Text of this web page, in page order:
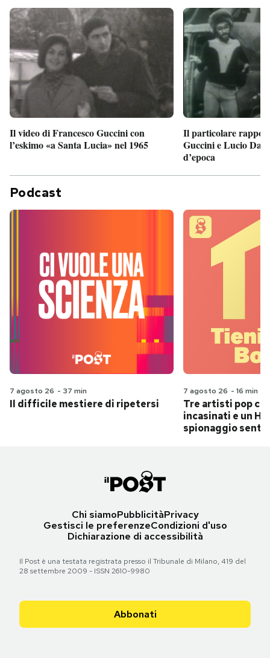
Il video di Francesco Guccini con
l’eskimo «a Santa Lucia» nel 1965
Il particolare
Guccini e Lucio
d’epoca
Podcast
7 agosto 26 - 37 min
Il difficile mestiere di ripetersi
7 agosto 26 - 16 min
Tre artisti pop
incasinati e un
spionaggio
Chi siamoPubblicitàPrivacy
Gestisci le preferenzeCondizioni d'uso
Dichiarazione di accessibilità
Il Post è una testata registrata presso il Tribunale di Milano, 419 del
28 settembre 2009 - ISSN 2610-9980
Abbonati